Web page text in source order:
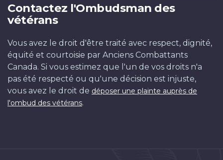
Contactez l'Ombudsman des
vétérans
Vous avez le droit d'être traité avec respect, dignité,
équité et courtoisie par Anciens Combattants
Canada. Si vous estimez que l'un de vos droits n'a
pas été respecté ou qu'une décision est injuste,
vous avez le droit de déposer une plainte auprès de
l'ombud des vétérans.